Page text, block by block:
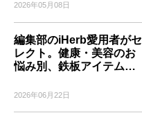
2026年05月08日
編集部のiHerb愛用者がセ
レクト。健康・美容のお
悩み別、鉄板アイテム…
2026年06月22日